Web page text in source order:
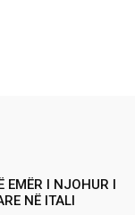
EMËR I NJOHUR I
NË ITALI